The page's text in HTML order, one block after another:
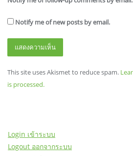
Notify me of new posts by email.
This site uses Akismet to reduce spam.
is processed.
Login เข้าระบบ
Logout ออกจากระบบ